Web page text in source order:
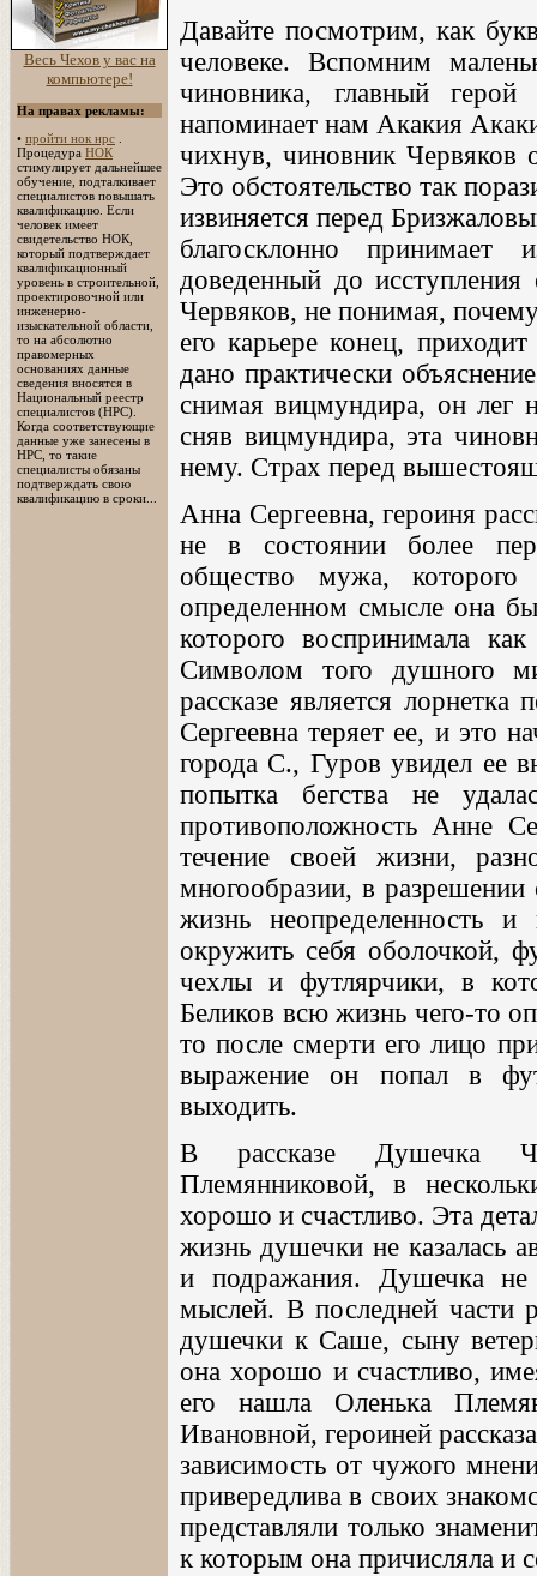
Весь Чехов у вас на
компьютере!
На правах рекламы:
• пройти нок нрс
Процедура НОК
стимулирует дальнейшее
обучение, подталкивает
специалистов повышать
квалификацию. Если
человек имеет
свидетельство НОК,
который подтверждает
квалификационный
уровень в строительной,
проектировочной или
инженерно-
изыскательной области,
то на абсолютно
правомерных
основаниях данные
сведения вносятся в
Национальный реестр
специалистов (НРС).
Когда соответствующие
данные уже занесены в
НРС, то такие
специалисты обязаны
подтверждать свою
квалификацию в сроки...
Давайте посмотрим, как
человеке. Вспомним
чиновника, главный
напоминает нам Акакия
чихнув, чиновник Червяков
Это обстоятельство так
извиняется перед
благосклонно
доведенный до исступления
Червяков, не понимая,
его карьере конец,
дано практически
снимая вицмундира, он лег
сняв вицмундира, эта
нему. Страх перед
Анна Сергеевна, героиня
не в состоянии более
общество мужа,
определенном смысле она
которого воспринимала
Символом того душного
рассказе является
Сергеевна теряет ее, и это
города С., Гуров увидел ее
попытка бегства не
противоположность Анне
течение своей жизни,
многообразии, в разрешении
жизнь неопределенность и
окружить себя оболочкой,
чехлы и футлярчики, в
Беликов всю жизнь чего-то
то после смерти его лицо
выражение он попал в
выходить.
В рассказе Душечка
Племянниковой, в
хорошо и счастливо. Эта
жизнь душечки не казалась
и подражания. Душечка
мыслей. В последней части
душечки к Саше, сыну
она хорошо и счастливо,
его нашла Оленька
Ивановной, героиней
зависимость от чужого
привередлива в своих
представляли только
к которым она причисляла и